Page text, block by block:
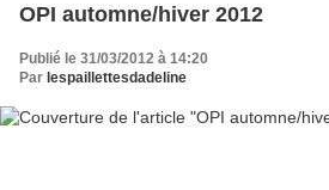
OPI automne/hiver 2012
Publié le 31/03/2012 à 14:20
Par lespaillettesdadeline